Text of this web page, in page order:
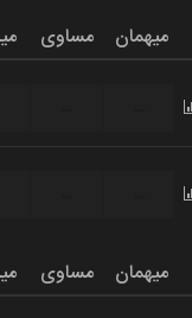
مساوی میهمان
مساوی میهمان